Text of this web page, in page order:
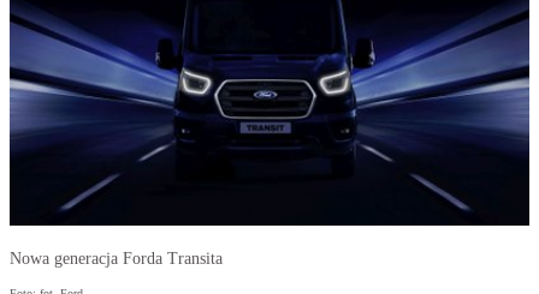
Nowa generacja Forda Transita